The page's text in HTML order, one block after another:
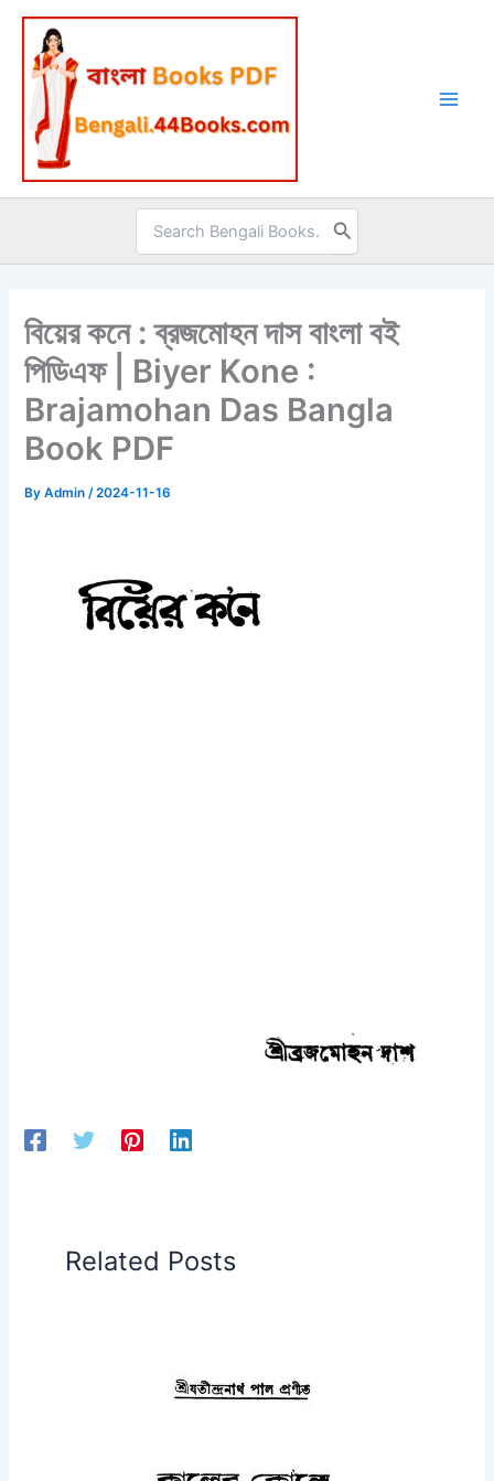
Skip
content
Search
for:
বিয়ের কনে : ব্রজমোহন দাস বাংলা বই
পিডিএফ | Biyer Kone :
Brajamohan Das Bangla
Book PDF
ByAdmin/2024-11-16
Related Posts